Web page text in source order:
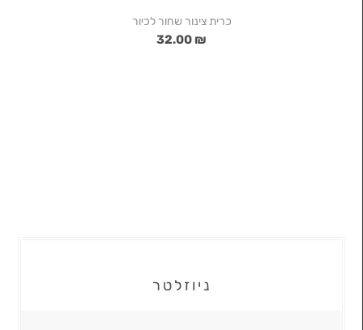
כרית צינור שחור לכיור
₪ 32.00
ניוזלטר